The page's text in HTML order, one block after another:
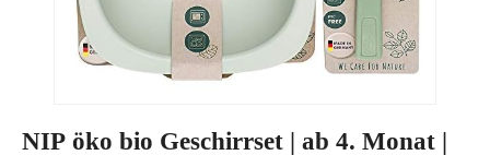
NIP öko bio Geschirrset | ab 4. Monat |